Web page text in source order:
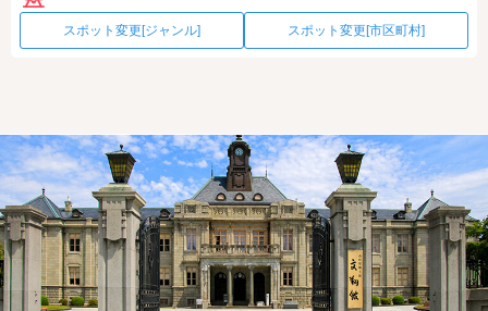
スポット変更[ジャンル] スポット変更[市区町村]